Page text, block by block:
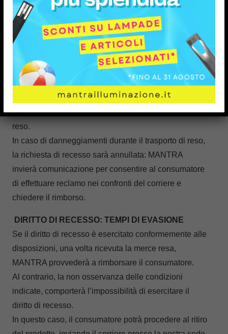
È necessario
indicare sul pacco il numero di
riferimento del reso . In mancanza di tale dato,
la spedizione sarà respinta.
Si raccomanda di utilizzarel’imballaggio
originalenon danneggiato.
MANTRA non è in alcun modo responsabile per furti,
smarrimenti o danneggiamenti delle spedizioni di
reso.
In caso di danneggiamenti durante il trasporto di reso,
la richiesta di recesso sarà annullata: MANTRA
invierà comunicazione per consentire al consumatore
di effettuare reclamo nei confronti del corriere e
chiedere il rimborso.
DIRITTO DI RECESSO: TEMPI DI EVASIONE
Se il diritto di recesso è esercitato conformemente alle
disposizioni, una volta ricevuta la merce resa,
MANTRA provvederà a rimborsare il consumatore.
Al contrario, la non osservanza delle condizioni
indicate, comporterà l’impossibilità di esercitare il
diritto di recesso.
In questo caso, il consumatore potrà procedere al ritiro